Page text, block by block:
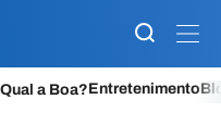
Qual a Boa?Entretenimento